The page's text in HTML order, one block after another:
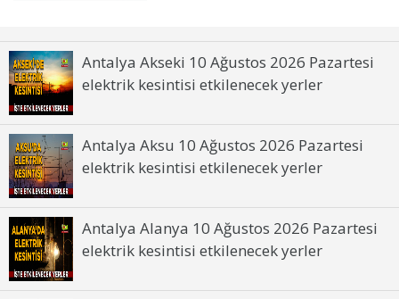
Antalya Akseki 10 Ağustos 2026 Pazartesi
elektrik kesintisi etkilenecek yerler
Antalya Aksu 10 Ağustos 2026 Pazartesi
elektrik kesintisi etkilenecek yerler
Antalya Alanya 10 Ağustos 2026 Pazartesi
elektrik kesintisi etkilenecek yerler